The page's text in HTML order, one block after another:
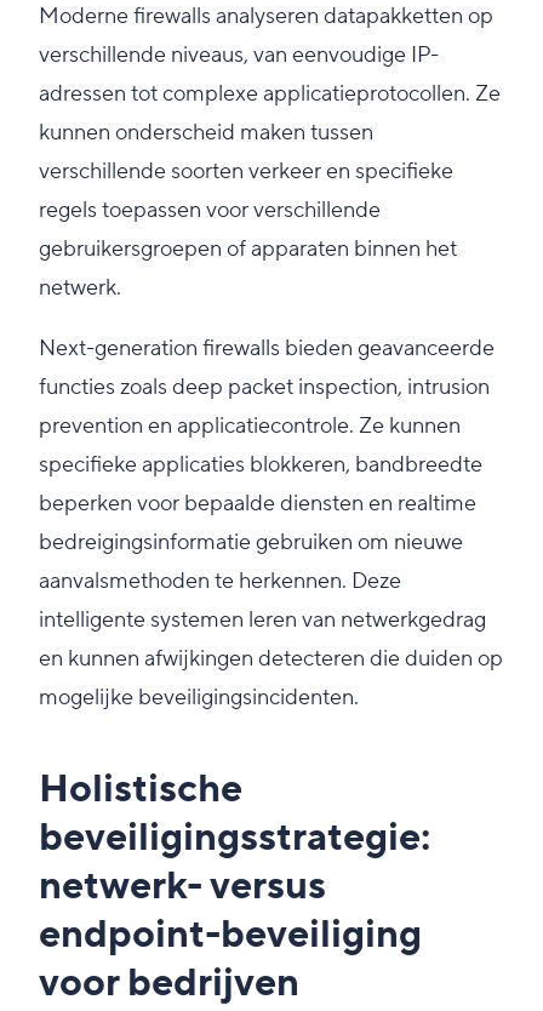
Moderne firewalls analyseren datapakketten op
verschillende niveaus, van eenvoudige IP-
adressen tot complexe applicatieprotocollen. Ze
kunnen onderscheid maken tussen
verschillende soorten verkeer en specifieke
regels toepassen voor verschillende
gebruikersgroepen of apparaten binnen het
netwerk.
Next-generation firewalls bieden geavanceerde
functies zoals deep packet inspection, intrusion
prevention en applicatiecontrole. Ze kunnen
specifieke applicaties blokkeren, bandbreedte
beperken voor bepaalde diensten en realtime
bedreigingsinformatie gebruiken om nieuwe
aanvalsmethoden te herkennen. Deze
intelligente systemen leren van netwerkgedrag
en kunnen afwijkingen detecteren die duiden op
mogelijke beveiligingsincidenten.
Holistische
beveiligingsstrategie:
netwerk- versus
endpoint-beveiliging
voor bedrijven